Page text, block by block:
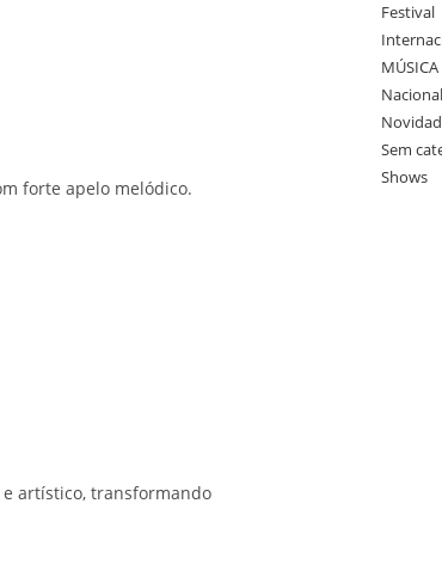
forte apelo melódico.
artístico, transformando
Festival
MÚSICA
Nacional
Sem
Shows